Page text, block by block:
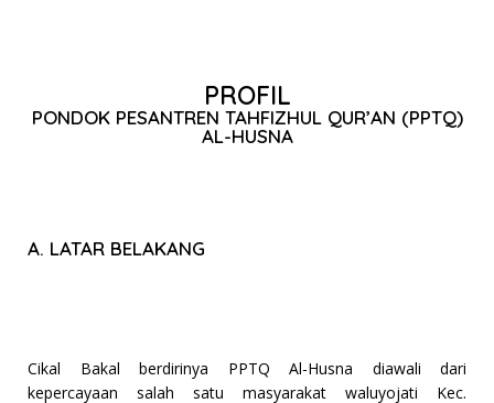
PROFIL
PONDOK PESANTREN TAHFIZHUL QUR’AN (PPTQ)
AL-HUSNA
A. LATAR BELAKANG
Cikal Bakal berdirinya PPTQ Al-Husna diawali dari
kepercayaan salah satu masyarakat waluyojati Kec.